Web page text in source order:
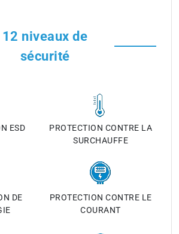
12 niveaux de
sécurité
ESD
PROTECTION CONTRE LA
SURCHAUFFE
DE
PROTECTION CONTRE LE
COURANT